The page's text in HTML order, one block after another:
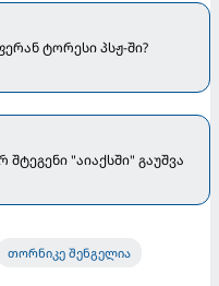
ტორესი პსჟ-ში?
"აიაქსში" გაუშვა
თორნიკე შენგელია